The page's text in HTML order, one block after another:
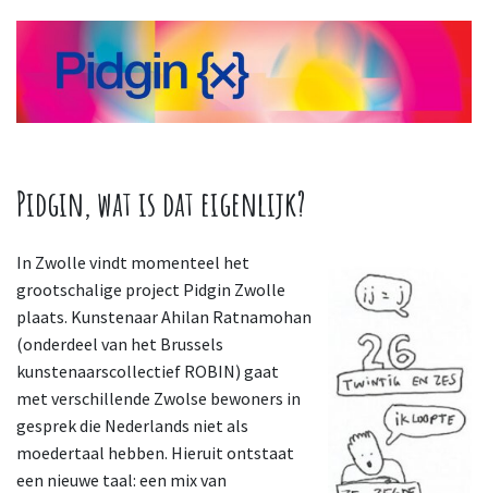
Pidgin, wat is dat eigenlijk?
In Zwolle vindt momenteel het
grootschalige project Pidgin Zwolle
plaats. Kunstenaar Ahilan Ratnamohan
(onderdeel van het Brussels
kunstenaarscollectief ROBIN) gaat
met verschillende Zwolse bewoners in
gesprek die Nederlands niet als
moedertaal hebben. Hieruit ontstaat
een nieuwe taal: een mix van